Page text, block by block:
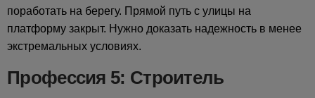
поработать на берегу. Прямой путь с улицы на
платформу закрыт. Нужно доказать надежность в менее
экстремальных условиях.
Профессия 5: Строитель